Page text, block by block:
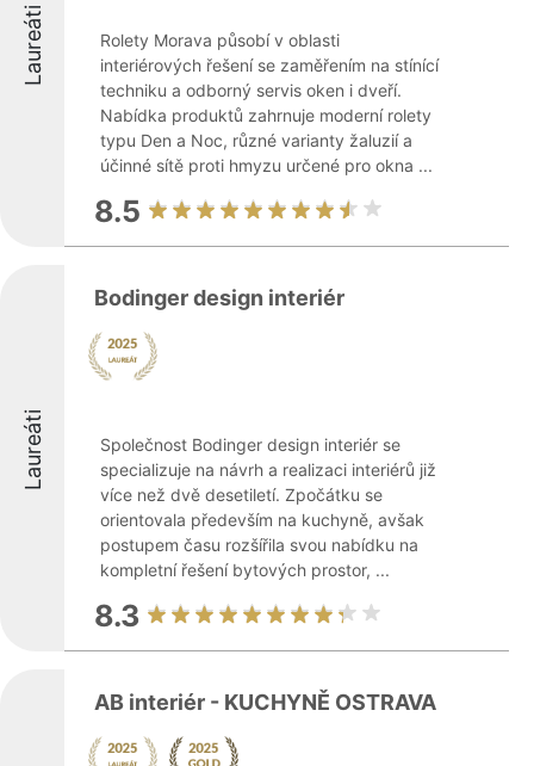
Laureáti
Rolety Morava působí v oblasti
interiérových řešení se zaměřením na stínící
techniku a odborný servis oken i dveří.
Nabídka produktů zahrnuje moderní rolety
typu Den a Noc, různé varianty žaluzií a
účinné sítě proti hmyzu určené pro okna ...
8.5
Laureáti
Bodinger design interiér
Společnost Bodinger design interiér se
specializuje na návrh a realizaci interiérů již
více než dvě desetiletí. Zpočátku se
orientovala především na kuchyně, avšak
postupem času rozšířila svou nabídku na
kompletní řešení bytových prostor, ...
8.3
AB interiér - KUCHYNĚ OSTRAVA